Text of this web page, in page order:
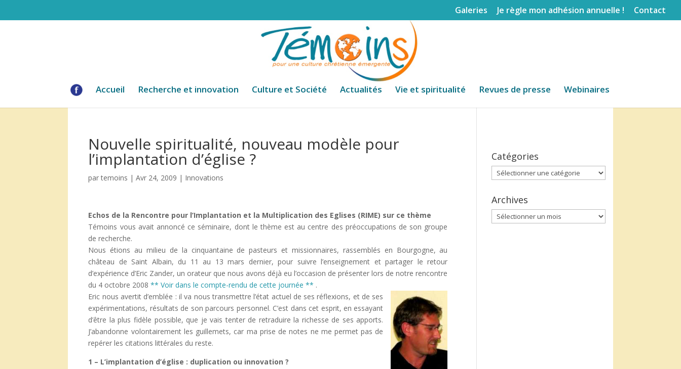
Galeries Je règle mon adhésion annuelle ! Contact
Accueil Recherche et innovation Culture et Société Actualités Vie et spiritualité Revues de presse Webinaires
Nouvelle spiritualité, nouveau modèle pour
l’implantation d’église ?
partemoins |Avr 24, 2009 | Innovations
Echos de la Rencontre pour l’Implantation et la Multiplication des Eglises (RIME) sur ce thème
Témoins vous avait annoncé ce séminaire, dont le thème est au centre des préoccupations de son groupe
de recherche.
Nous étions au milieu de la cinquantaine de pasteurs et missionnaires, rassemblés en Bourgogne, au
château de Saint Albain, du 11 au 13 mars dernier, pour suivre l’enseignement et partager le retour
d’expérience d’Eric Zander, un orateur que nous avons déjà eu l’occasion de présenter lors de notre rencontre
du 4 octobre 2008** Voir dans le compte-rendu de cette journée ** .
Eric nous avertit d’emblée : il va nous transmettre l’état actuel de ses réflexions, et de ses
expérimentations, résultats de son parcours personnel. C’est dans cet esprit, en essayant
d’être la plus fidèle possible, que je vais tenter de retraduire la richesse de ses apports.
J’abandonne volontairement les guillemets, car ma prise de notes ne me permet pas de
repérer les citations littérales du reste.
1 – L’implantation d’église : duplication ou innovation ?
Catégories
Catégories
Archives
Archives